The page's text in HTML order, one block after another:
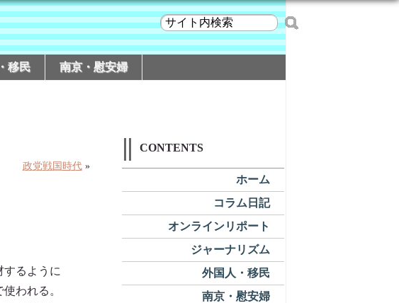
移民 南京・慰安婦
政党戦国時代»
るように
われる。
CONTENTS
ホーム
コラム日記
オンラインリポート
ジャーナリズム
外国人・移民
南京・慰安婦